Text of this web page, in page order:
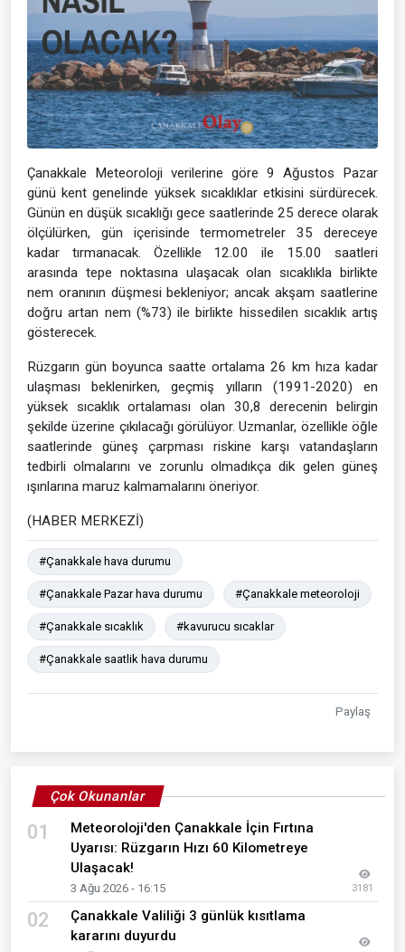
Çanakkale Meteoroloji verilerine göre 9 Ağustos Pazar
günü kent genelinde yüksek sıcaklıklar etkisini sürdürecek.
Günün en düşük sıcaklığı gece saatlerinde 25 derece olarak
ölçülürken, gün içerisinde termometreler 35 dereceye
kadar tırmanacak. Özellikle 12.00 ile 15.00 saatleri
arasında tepe noktasına ulaşacak olan sıcaklıkla birlikte
nem oranının düşmesi bekleniyor; ancak akşam saatlerine
doğru artan nem (%73) ile birlikte hissedilen sıcaklık artış
gösterecek.
Rüzgarın gün boyunca saatte ortalama 26 km hıza kadar
ulaşması beklenirken, geçmiş yılların (1991-2020) en
yüksek sıcaklık ortalaması olan 30,8 derecenin belirgin
şekilde üzerine çıkılacağı görülüyor. Uzmanlar, özellikle öğle
saatlerinde güneş çarpması riskine karşı vatandaşların
tedbirli olmalarını ve zorunlu olmadıkça dik gelen güneş
ışınlarına maruz kalmamalarını öneriyor.
(HABER MERKEZİ)
#Çanakkale hava durumu
#Çanakkale Pazar hava durumu #Çanakkale meteoroloji
#Çanakkale sıcaklık #kavurucu sıcaklar
#Çanakkale saatlik hava durumu
Paylaş
Çok Okunanlar
01
Meteoroloji'den Çanakkale İçin Fırtına
Uyarısı: Rüzgarın Hızı 60 Kilometreye
Ulaşacak!
3 Ağu 2026 - 16:15 3181
02
Çanakkale Valiliği 3 günlük kısıtlama
kararını duyurdu